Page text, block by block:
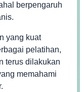
berpengaruh
yang kuat
pelatihan,
terus dilakukan
memahami